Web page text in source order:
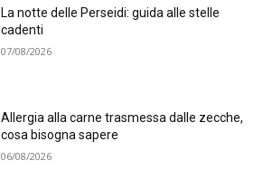
La notte delle Perseidi: guida alle stelle
cadenti
07/08/2026
Allergia alla carne trasmessa dalle zecche,
cosa bisogna sapere
06/08/2026